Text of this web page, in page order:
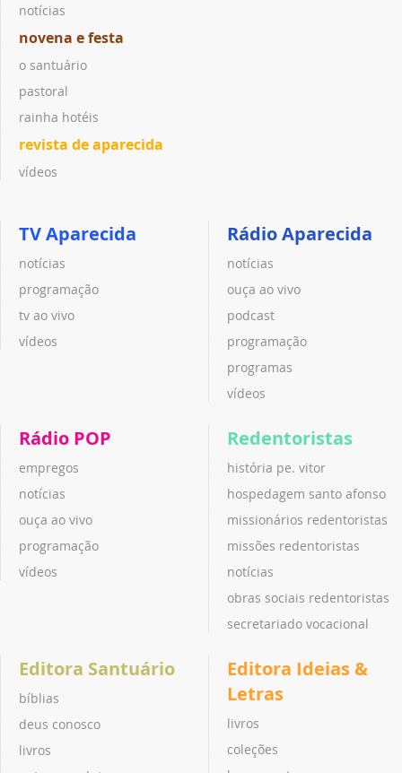
notícias
novena e festa
o santuário
pastoral
rainha hotéis
revista de aparecida
vídeos
TV Aparecida
notícias
programação
tv ao vivo
vídeos
Rádio Aparecida
notícias
ouça ao vivo
podcast
programação
programas
vídeos
Rádio POP
empregos
notícias
ouça ao vivo
programação
vídeos
Redentoristas
história pe. vitor
hospedagem santo afonso
missionários redentoristas
missões redentoristas
notícias
obras sociais redentoristas
secretariado vocacional
Editora Santuário
bíblias
deus conosco
livros
Editora Ideias &
Letras
livros
coleções